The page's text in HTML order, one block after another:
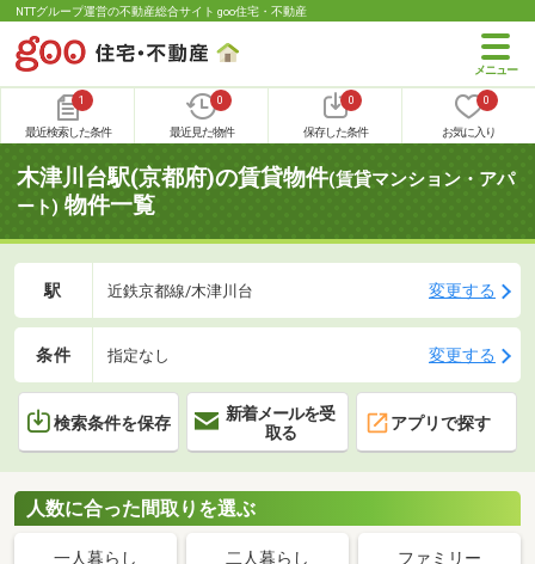
NTTグループ運営の不動産総合サイト goo住宅・不動産
1
最近検索した条件
0
最近見た物件
0
保存した条件
0
お気に入り
木津川台駅(京都府)の賃貸物件(賃貸マンション・アパ
ート) 物件一覧
駅 近鉄京都線/木津川台 変更する
条件 指定なし 変更する
検索条件を保存
新着メールを受
取る
アプリで探す
人数に合った間取りを選ぶ
一人暮らし 二人暮らし ファミリー